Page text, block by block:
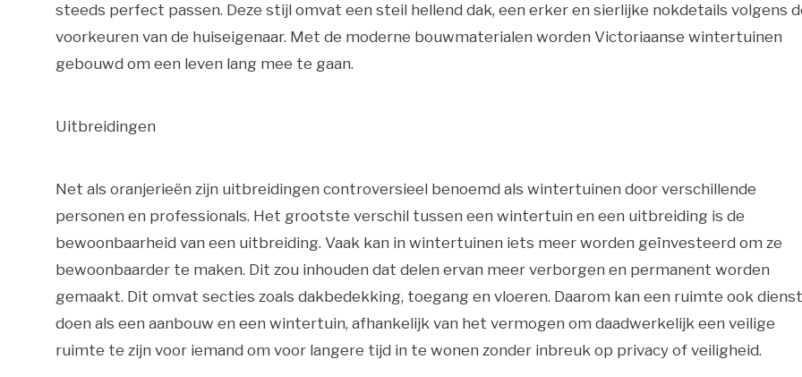
steeds perfect passen. Deze stijl omvat een steil hellend dak, een erker en sierlijke nokdetails volgens
voorkeuren van de huiseigenaar. Met de moderne bouwmaterialen worden Victoriaanse wintertuinen
gebouwd om een leven lang mee te gaan.
Uitbreidingen
Net als oranjerieën zijn uitbreidingen controversieel benoemd als wintertuinen door verschillende
personen en professionals. Het grootste verschil tussen een wintertuin en een uitbreiding is de
bewoonbaarheid van een uitbreiding. Vaak kan in wintertuinen iets meer worden geïnvesteerd om ze
bewoonbaarder te maken. Dit zou inhouden dat delen ervan meer verborgen en permanent worden
gemaakt. Dit omvat secties zoals dakbedekking, toegang en vloeren. Daarom kan een ruimte ook dienst
doen als een aanbouw en een wintertuin, afhankelijk van het vermogen om daadwerkelijk een veilige
ruimte te zijn voor iemand om voor langere tijd in te wonen zonder inbreuk op privacy of veiligheid.